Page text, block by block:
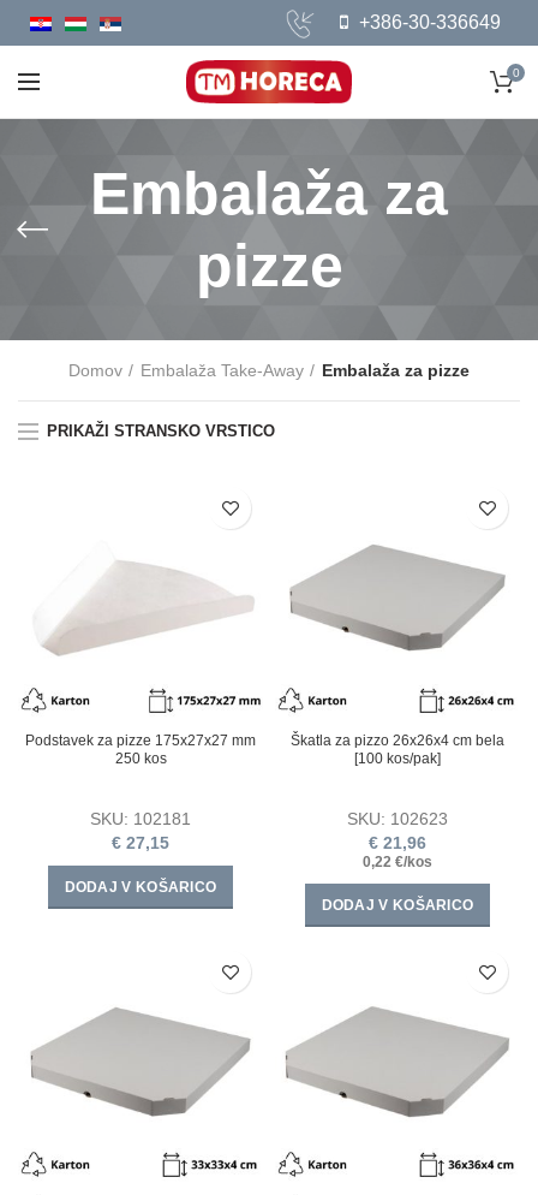
+386-30-336649
0
Embalaža za
pizze
Domov Embalaža Take-Away Embalaža za pizze
PRIKAŽI STRANSKO VRSTICO
Podstavek za pizze 175x27x27 mm
250 kos
SKU: 102181
€ 27,15
DODAJ V KOŠARICO
Škatla za pizzo 26х26х4 cm bela
[100 kos/pak]
SKU: 102623
€ 21,96
0,22 €/kos
DODAJ V KOŠARICO